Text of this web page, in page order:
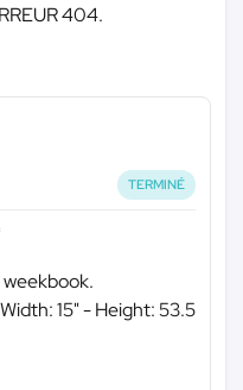
404.
TERMINÉ
15" - Height: 53.5